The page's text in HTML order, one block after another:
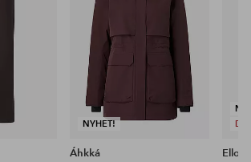
NYHET!
Áhkká
Ellos